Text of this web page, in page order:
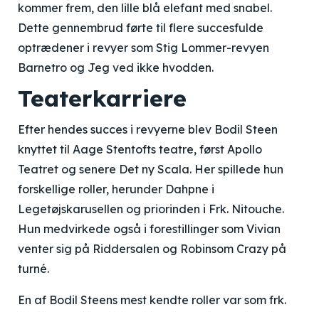
kommer frem, den lille blå elefant med snabel.
Dette gennembrud førte til flere succesfulde
optrædener i revyer som Stig Lommer-revyen
Barnetro og Jeg ved ikke hvodden.
Teaterkarriere
Efter hendes succes i revyerne blev Bodil Steen
knyttet til Aage Stentofts teatre, først Apollo
Teatret og senere Det ny Scala. Her spillede hun
forskellige roller, herunder Dahpne i
Legetøjskarusellen og priorinden i Frk. Nitouche.
Hun medvirkede også i forestillinger som Vivian
venter sig på Riddersalen og Robinsom Crazy på
turné.
En af Bodil Steens mest kendte roller var som frk.